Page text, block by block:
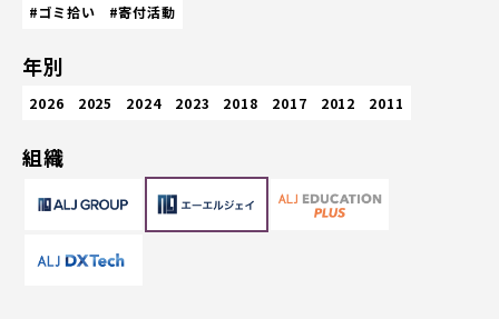
#ゴミ拾い
#寄付活動
年別
2026 2025 2024 2023 2018 2017 2012 2011
組織